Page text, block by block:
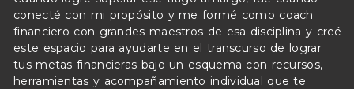
conecté con mi propósito y me formé como coach
financiero con grandes maestros de esa disciplina y creé
este espacio para ayudarte en el transcurso de lograr
tus metas financieras bajo un esquema con recursos,
herramientas y acompañamiento individual que te